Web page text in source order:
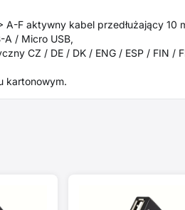
A-F aktywny kabel przedłużający 10
A / Micro USB,
CZ / DE / DK / ENG / ESP / FIN /
kartonowym.